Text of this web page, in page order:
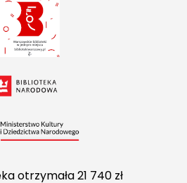
otrzymała 21 740 zł